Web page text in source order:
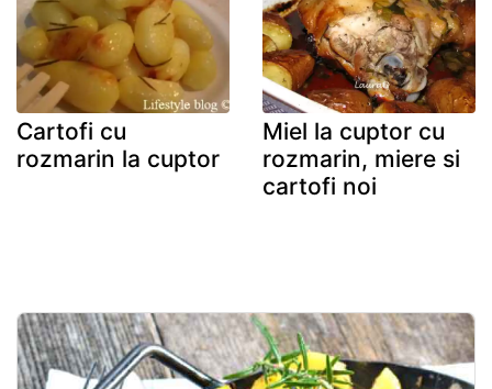
Cartofi cu
rozmarin la cuptor
Miel la cuptor cu
rozmarin, miere si
cartofi noi